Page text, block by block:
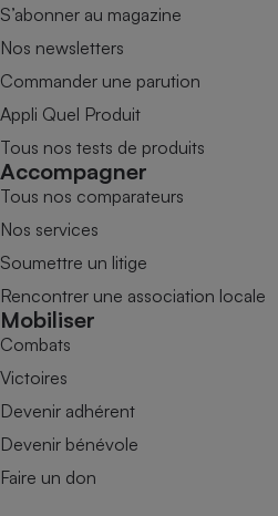
S’abonner au magazine
Nos newsletters
Commander une parution
Appli Quel Produit
Tous nos tests de produits
Accompagner
Tous nos comparateurs
Nos services
Soumettre un litige
Rencontrer une association locale
Mobiliser
Combats
Victoires
Devenir adhérent
Devenir bénévole
Faire un don